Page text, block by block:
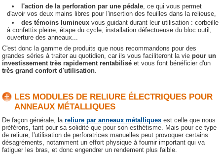
l'action de la perforation par une pédale, ce qui vous permet
d'avoir vos deux mains libres pour l'insertion des feuilles dans la relieuse,
des témoins lumineuxvous guidant durant leur utilisation : corbeille
à confettis pleine, étape du cycle, installation défectueuse du bloc outil,
ouverture des anneaux...
C'est donc la gamme de produits que nous recommandons pour des
grandes séries à traiter au quotidien, car ils vous faciliteront la viepour un
investissement très rapidement rentabilisé et vous font bénéficier d'un
très grand confort d'utilisation.
LES MODULES DE RELIURE ÉLECTRIQUES POUR
ANNEAUX MÉTALLIQUES
De façon générale, lareliure par anneaux métalliques est celle que nous
préférons, tant pour sa solidité que pour son esthétisme. Mais pour ce type
de reliure, l'utilisation de perforatrices manuelles peut provoquer certains
désagréments, notamment un effort physique à fournir important qui va
fatiguer les bras, et donc engendrer un rendement plus faible.